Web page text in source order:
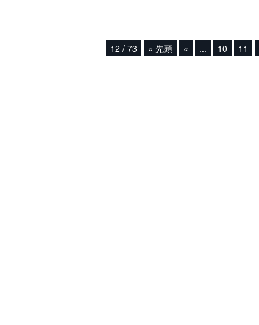
12 / 73 « 先頭 « ... 10 11